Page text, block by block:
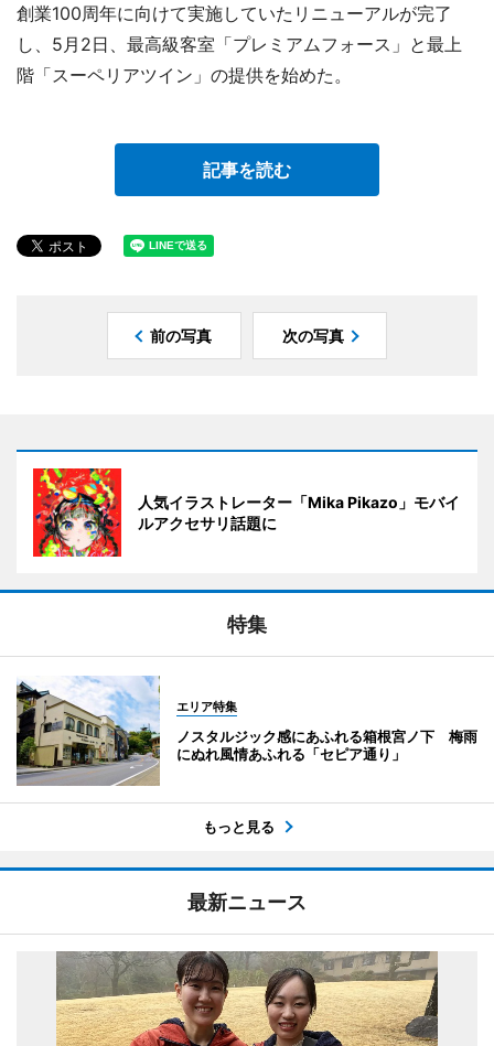
創業100周年に向けて実施していたリニューアルが完了
し、5月2日、最高級客室「プレミアムフォース」と最上
階「スーペリアツイン」の提供を始めた。
記事を読む
前の写真 次の写真
人気イラストレーター「Mika Pikazo」モバイ
ルアクセサリ話題に
特集
エリア特集
ノスタルジック感にあふれる箱根宮ノ下 梅雨
にぬれ風情あふれる「セピア通り」
もっと見る
最新ニュース